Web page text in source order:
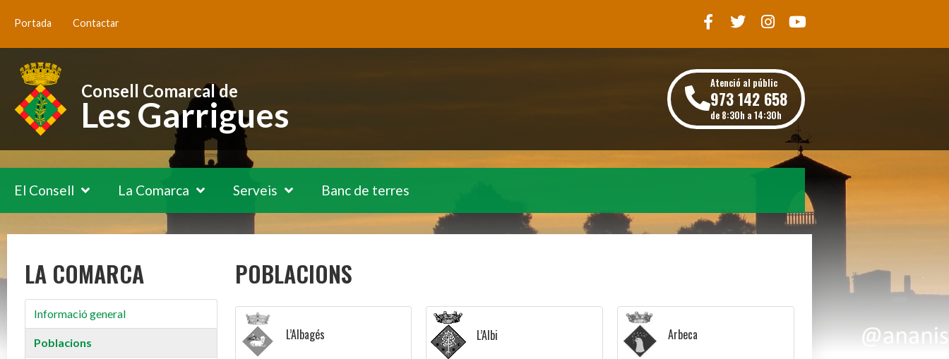
Portada Contactar
Consell Comarcal de
Les Garrigues
Atenció al públic
973 142 658
de 8:30h a 14:30h
El Consell La Comarca Serveis Banc de terres
LA COMARCA
Informació general
Poblacions
POBLACIONS
L’Albagés L’Albi Arbeca